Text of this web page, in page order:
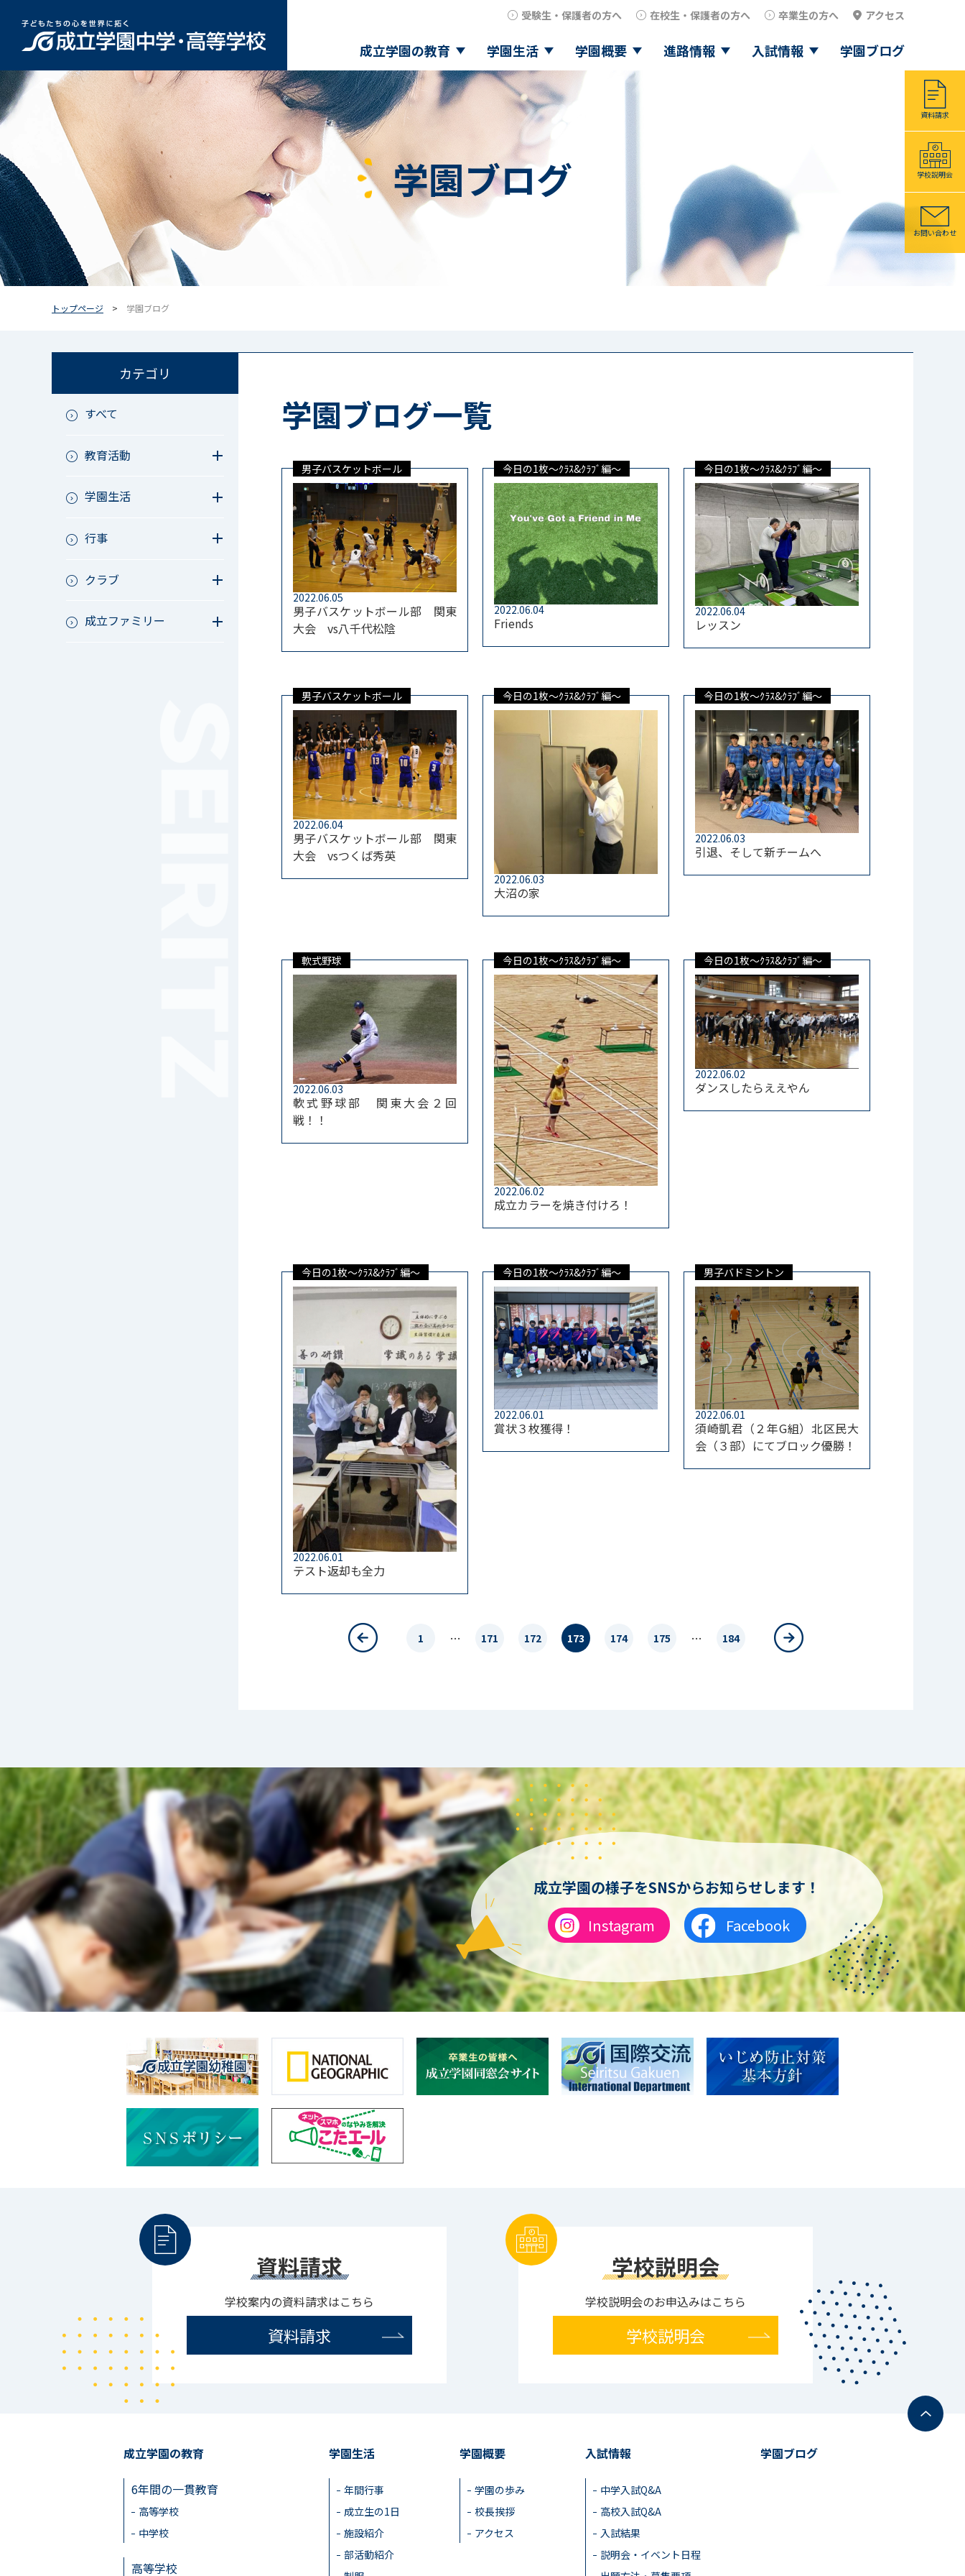
受験生・保護者の方へ 在校生・保護者の方へ 卒業生の方へ アクセス
成立学園の教育 学園生活 学園概要 進路情報 入試情報 学園ブログ
資料請求
学校説明会
お問い合わせ
学園ブログ
トップページ 学園ブログ
学園ブログ一覧
男子バスケットボール
2022.06.05
男子バスケットボール部 関東
大会 vs八千代松陰
今日の1枚～ｸﾗｽ&ｸﾗﾌﾞ編～
2022.06.04
Friends
今日の1枚～ｸﾗｽ&ｸﾗﾌﾞ編～
2022.06.04
レッスン
男子バスケットボール
2022.06.04
男子バスケットボール部 関東
大会 vsつくば秀英
今日の1枚～ｸﾗｽ&ｸﾗﾌﾞ編～
2022.06.03
大沼の家
今日の1枚～ｸﾗｽ&ｸﾗﾌﾞ編～
2022.06.03
引退、そして新チームへ
軟式野球
2022.06.03
軟式野球部 関東大会２回
戦！！
今日の1枚～ｸﾗｽ&ｸﾗﾌﾞ編～
2022.06.02
成立カラーを焼き付けろ！
今日の1枚～ｸﾗｽ&ｸﾗﾌﾞ編～
2022.06.02
ダンスしたらええやん
今日の1枚～ｸﾗｽ&ｸﾗﾌﾞ編～
2022.06.01
テスト返却も全力
今日の1枚～ｸﾗｽ&ｸﾗﾌﾞ編～
2022.06.01
賞状３枚獲得！
男子バドミントン
2022.06.01
須崎凱君（２年G組）北区民大
会（３部）にてブロック優勝！
1 … 171 172 173 174 175 … 184
カテゴリ
すべて
教育活動
教育活動（高校）
教育活動（その他）
学園生活
今日の1枚～ｸﾗｽ&ｸﾗﾌﾞ編～
行事
成立祭（文化祭）
夏フェス
クラブ
軟式野球
成立ファミリー
成立学園の様子をSNSからお知らせします！
Instagram
Facebook
資料請求
学校案内の資料請求はこちら
資料請求
学校説明会
学校説明会のお申込みはこちら
学校説明会
成立学園の教育
6年間の一貫教育
高等学校
中学校
高等学校
学園生活
年間行事
成立生の1日
施設紹介
部活動紹介
学園概要
学園の歩み
校長挨拶
アクセス
入試情報
中学入試Q&A
高校入試Q&A
入試結果
説明会・イベント日程
学園ブログ